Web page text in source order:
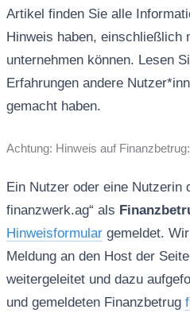
Artikel finden Sie alle
Hinweis haben, einschließlich
unternehmen können. Lesen
Erfahrungen andere
gemacht haben.
Achtung: Hinweis auf
Ein Nutzer oder eine Nutzerin
finanzwerk.ag“ als
Hinweisformulargemeldet. Wir
Meldung an den Host der
weitergeleitet und dazu
und gemeldeten Finanzbetrug